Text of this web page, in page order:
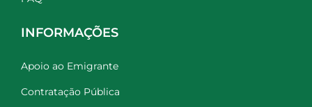
INFORMAÇÕES
Apoio ao Emigrante
Contratação Pública